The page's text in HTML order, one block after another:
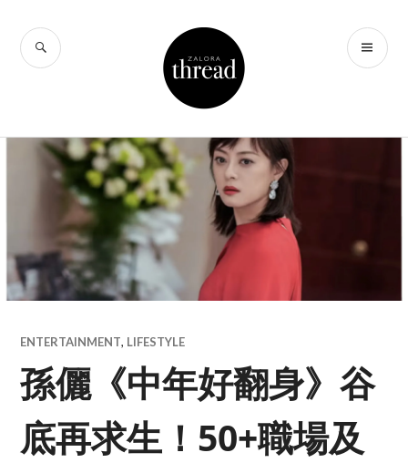
content
THREAD by
ZALORA Hong
Kong
SEARCH
ENTERTAINMENT, LIFESTYLE
孫儷《中年好翻身》谷
底再求生！50+職場及